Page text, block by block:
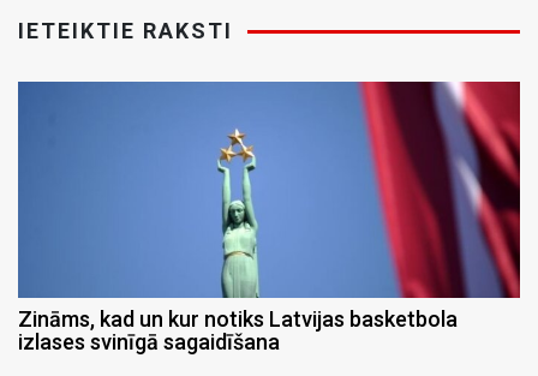
IETEIKTIE RAKSTI
Zināms, kad un kur notiks Latvijas basketbola
izlases svinīgā sagaidīšana